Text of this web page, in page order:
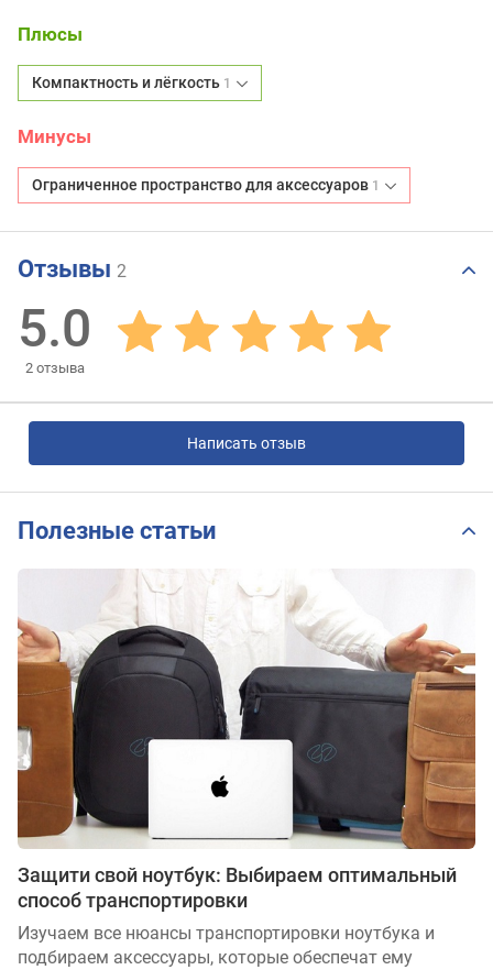
Плюсы
Компактность и лёгкость 1
Минусы
Ограниченное пространство для аксессуаров 1
Отзывы 2
5.0
2 отзыва
Написать отзыв
Полезные статьи
Защити свой ноутбук: Выбираем оптимальный
способ транспортировки
Изучаем все нюансы транспортировки ноутбука и
подбираем аксессуары, которые обеспечат ему